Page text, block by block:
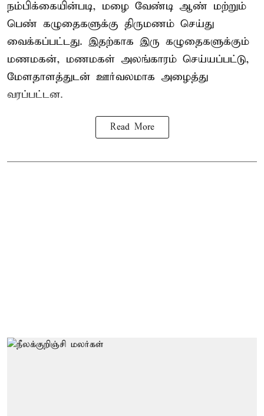
நம்பிக்கையின்படி, மழை வேண்டி ஆண் மற்றும்
பெண் கழுதைகளுக்கு திருமணம் செய்து
வைக்கப்பட்டது. இதற்காக இரு கழுதைகளுக்கும்
மணமகன், மணமகள் அலங்காரம் செய்யப்பட்டு,
மேளதாளத்துடன் ஊர்வலமாக அழைத்து
வரப்பட்டன.
Read More